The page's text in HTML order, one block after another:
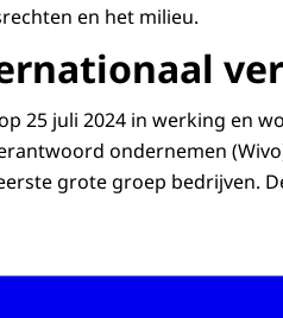
en het milieu.
25 juli 2024 in werking en
ondernemen
grote groep bedrijven.